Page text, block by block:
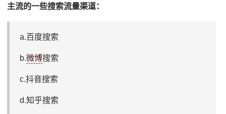
主流的一些搜索流量渠道：
a.百度搜索
b.微博搜索
c.抖音搜索
d.知乎搜索